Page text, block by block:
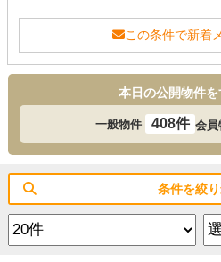
この条件で新着
本日の公開物件
一般物件 408件 会員
条件を絞